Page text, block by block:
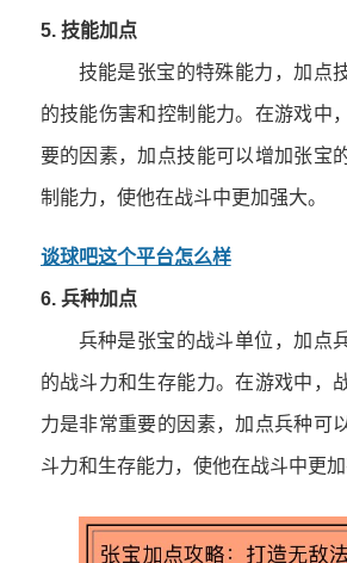
5. 技能加点
技能是张宝的特殊能力，加点
的技能伤害和控制能力。在游戏中
要的因素，加点技能可以增加张宝
制能力，使他在战斗中更加强大。
谈球吧这个平台怎么样
6. 兵种加点
兵种是张宝的战斗单位，加点
的战斗力和生存能力。在游戏中，
力是非常重要的因素，加点兵种可
斗力和生存能力，使他在战斗中更加